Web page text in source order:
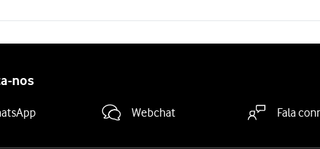
nos
Webchat Fala